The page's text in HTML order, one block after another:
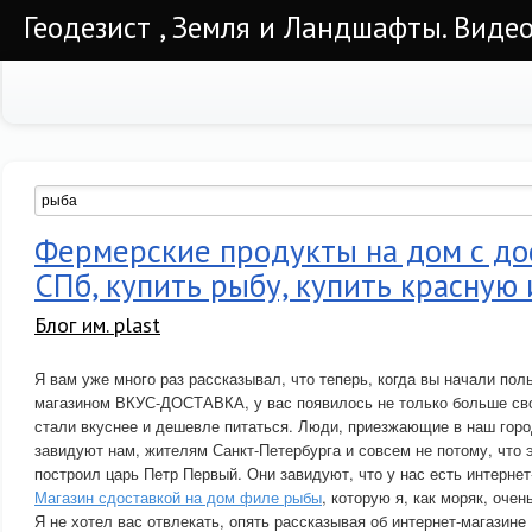
Геодезист , Земля и Ландшафты.
Фермерские продукты на дом с
СПб, купить рыбу, купить красную
Блог им. plast
Я вам уже много раз рассказывал, что теперь, когда вы начали
магазином ВКУС-ДОСТАВКА, у вас появилось не только больше
стали вкуснее и дешевле питаться. Люди, приезжающие в наш
завидуют нам, жителям Санкт-Петербурга и совсем не потому, что
построил царь Петр Первый. Они завидуют, что у нас есть
Магазин сдоставкой на дом филе рыбы, которую я, как моряк,
Я не хотел вас отвлекать, опять рассказывая об интернет-